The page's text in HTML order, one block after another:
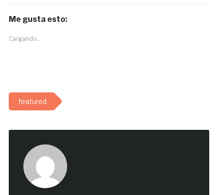
Me gusta esto:
Cargando...
featured